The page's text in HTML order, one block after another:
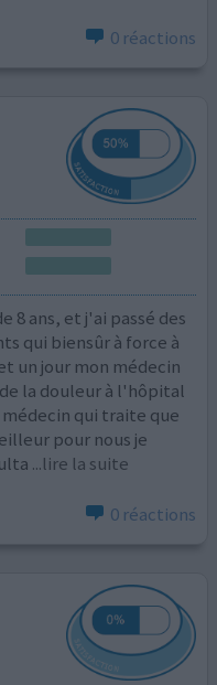
0 réactions
8 ans, et j'ai passé des
qui biensûr à force à
un jour mon médecin
la douleur à l'hôpital
qui traite que
pour nous je
...lire la suite
0 réactions